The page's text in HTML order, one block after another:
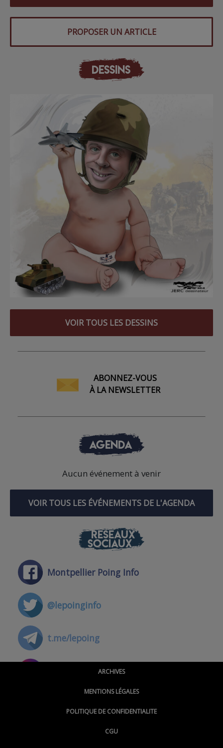
PROPOSER UN ARTICLE
DESSINS
VOIR TOUS LES DESSINS
ABONNEZ-VOUS
À LA NEWSLETTER
AGENDA
Aucun événement à venir
VOIR TOUS LES ÉVÉNEMENTS DE L'AGENDA
RÉSEAUX
SOCIAUX
Montpellier Poing Info
@lepoinginfo
t.me/lepoing
@montpellierpoinginfo
@LePoingMontpellier
ARCHIVES
MENTIONS LÉGALES
POLITIQUE DE CONFIDENTIALITE
CGU